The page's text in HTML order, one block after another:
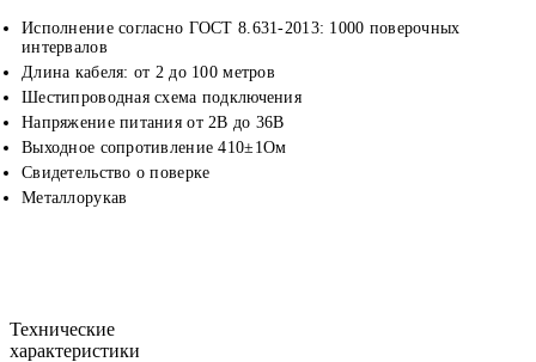
Исполнение согласно ГОСТ 8.631-2013: 1000 поверочных
интервалов
Длина кабеля: от 2 до 100 метров
Шестипроводная схема подключения
Напряжение питания от 2В до 36В
Выходное сопротивление 410±1Ом
Свидетельство о поверке
Металлорукав
Технические
характеристики